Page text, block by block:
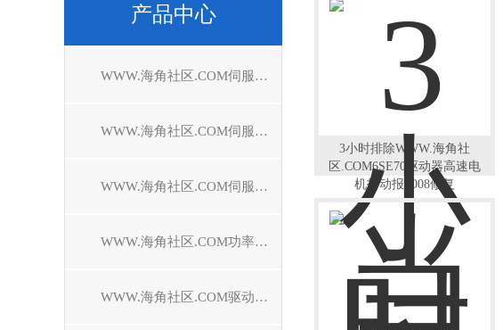
产品中心
WWW.海角社区.COM伺服驱动器维修
WWW.海角社区.COM伺服控制器维修
WWW.海角社区.COM伺服电机维修
WWW.海角社区.COM功率模块维修
WWW.海角社区.COM驱动模块维修
3小时排除WWW.海角社
区.COM6SE70驱动器高速电
机抖动报F008修复